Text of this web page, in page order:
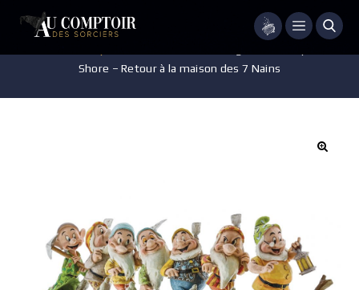
Menu
Shore – Retour à la maison des 7 Nains